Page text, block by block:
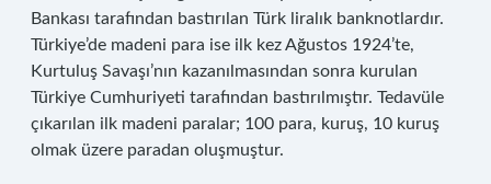
Bankası tarafından bastırılan Türk liralık banknotlardır.
Türkiye’de madeni para ise ilk kez Ağustos 1924’te,
Kurtuluş Savaşı’nın kazanılmasından sonra kurulan
Türkiye Cumhuriyeti tarafından bastırılmıştır. Tedavüle
çıkarılan ilk madeni paralar; 100 para, kuruş, 10 kuruş
olmak üzere paradan oluşmuştur.